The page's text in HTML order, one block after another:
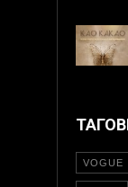
VOGUE